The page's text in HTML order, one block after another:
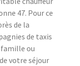
47. Pour ce
de la
de taxis
famille ou
votre séjour